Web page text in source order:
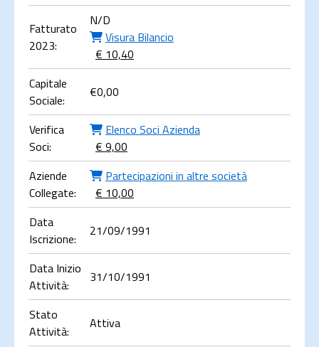
Fatturato
2023:
N/D
Visura Bilancio
€ 10,40
Capitale
Sociale:
€0,00
Verifica
Soci:
Elenco Soci Azienda
€ 9,00
Aziende
Collegate:
Partecipazioni in altre società
€ 10,00
Data
Iscrizione:
21/09/1991
Data Inizio
Attività:
31/10/1991
Stato
Attività:
Attiva